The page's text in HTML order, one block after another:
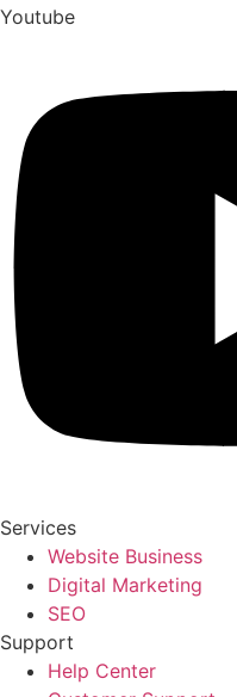
Youtube
Services
Website Business
Digital Marketing
SEO
Support
Help Center